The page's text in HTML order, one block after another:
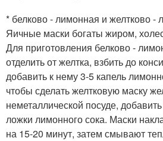
* белково - лимонная и желтково -
Яичные маски богаты жиром,
Для приготовления белково -
отделить от желтка, взбить до
добавить к нему 3-5 капель
чтобы сделать желтковую маску
неметаллической посуде,
ложки лимонного сока. Маски
на 15-20 минут, затем смывают